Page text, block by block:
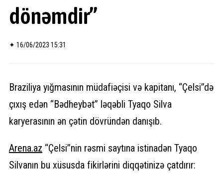
dönəmdir”
✦ 16/06/2023 15:31
Braziliya yığmasının müdafiəçisi və kapitanı, “Çelsi”də
çıxış edən “Bədheybət” ləqəbli Tyaqo Silva
karyerasının ən çətin dövründən danışıb.
Arena.az “Çelsi”nin rəsmi saytına istinadən Tyaqo
Silvanın bu xüsusda fikirlərini diqqətinizə çatdırır: